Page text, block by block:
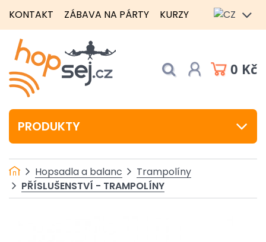
KONTAKT ZÁBAVA NA PÁRTY KURZY
0 Kč
PRODUKTY
Hopsadla a balanc
Trampolíny
PŘÍSLUŠENSTVÍ - TRAMPOLÍNY